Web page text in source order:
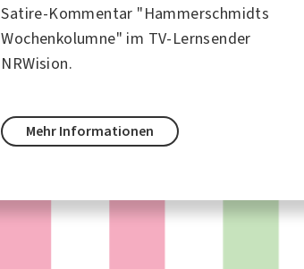
Satire-Kommentar "Hammerschmidts
Wochenkolumne" im TV-Lernsender
NRWision.
Mehr Informationen